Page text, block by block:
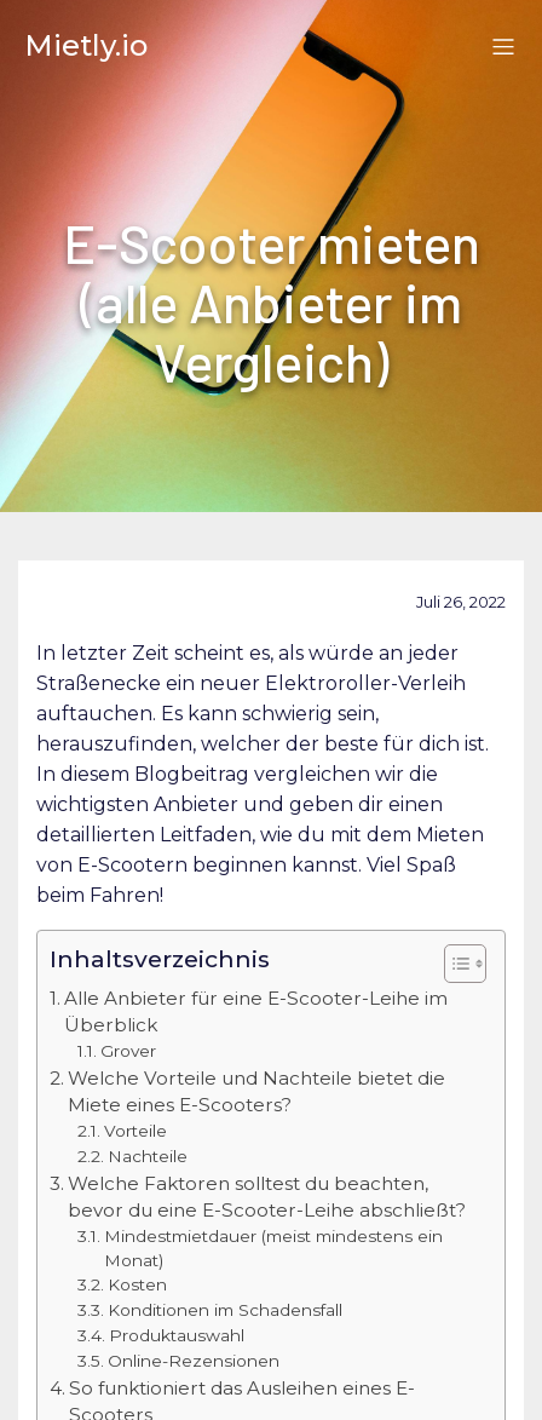
Mietly.io
E-Scooter mieten
(alle Anbieter im
Vergleich)
Juli 26, 2022
In letzter Zeit scheint es, als würde an jeder
Straßenecke ein neuer Elektroroller-Verleih
auftauchen. Es kann schwierig sein,
herauszufinden, welcher der beste für dich ist.
In diesem Blogbeitrag vergleichen wir die
wichtigsten Anbieter und geben dir einen
detaillierten Leitfaden, wie du mit dem Mieten
von E-Scootern beginnen kannst. Viel Spaß
beim Fahren!
Inhaltsverzeichnis
Alle Anbieter für eine E-Scooter-Leihe im
Überblick
Grover
Welche Vorteile und Nachteile bietet die
Miete eines E-Scooters?
Vorteile
Nachteile
Welche Faktoren solltest du beachten,
bevor du eine E-Scooter-Leihe abschließt?
Mindestmietdauer (meist mindestens ein
Monat)
Kosten
Konditionen im Schadensfall
Produktauswahl
Online-Rezensionen
So funktioniert das Ausleihen eines E-
Scooters